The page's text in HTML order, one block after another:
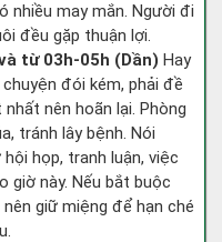
nhiều may mắn. Người đi
đều gặp thuận lợi.
từ 03h-05h (Dần) Hay
đói kém, phải đề
nên hoãn lại. Phòng
tránh lây bệnh. Nói
họp, tranh luận, việc
giờ này. Nếu bắt buộc
giữ miệng để hạn ché